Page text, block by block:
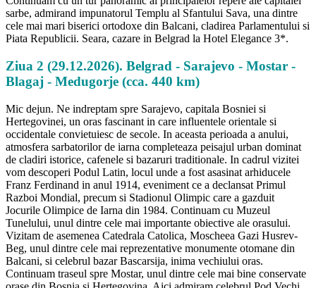
sarbe, admirand impunatorul Templu al Sfantului Sava, una dintre
cele mai mari biserici ortodoxe din Balcani, cladirea Parlamentului si
Piata Republicii. Seara, cazare in Belgrad la Hotel Elegance 3*.
Ziua 2 (29.12.2026). Belgrad - Sarajevo - Mostar -
Blagaj - Medugorje (cca. 440 km)
Mic dejun. Ne indreptam spre Sarajevo, capitala Bosniei si
Hertegovinei, un oras fascinant in care influentele orientale si
occidentale convietuiesc de secole. In aceasta perioada a anului,
atmosfera sarbatorilor de iarna completeaza peisajul urban dominat
de cladiri istorice, cafenele si bazaruri traditionale. In cadrul vizitei
vom descoperi Podul Latin, locul unde a fost asasinat arhiducele
Franz Ferdinand in anul 1914, eveniment ce a declansat Primul
Razboi Mondial, precum si Stadionul Olimpic care a gazduit
Jocurile Olimpice de Iarna din 1984. Continuam cu Muzeul
Tunelului, unul dintre cele mai importante obiective ale orasului.
Vizitam de asemenea Catedrala Catolica, Moscheea Gazi Husrev-
Beg, unul dintre cele mai reprezentative monumente otomane din
Balcani, si celebrul bazar Bascarsija, inima vechiului oras.
Continuam traseul spre Mostar, unul dintre cele mai bine conservate